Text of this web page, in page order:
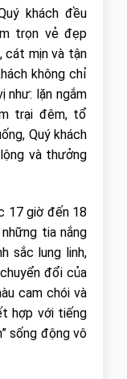
khách đều
trọn vẻ đẹp
cát mịn và tận
không chỉ
như: lặn ngắm
trại đêm, tổ
Quý khách
và thưởng
17 giờ đến 18
tia nắng
sắc lung linh,
đổi của
cam chói và
hợp với tiếng
sống động vô